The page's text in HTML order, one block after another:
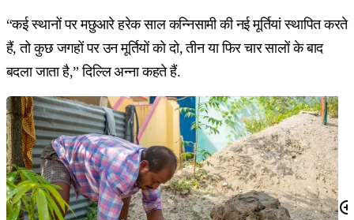
“कई स्थानों पर मछुआरे हरेक साल कन्निसामी की नई मूर्तियां स्थापित करते
हैं, तो कुछ जगहों पर उन मूर्तियों को दो, तीन या फिर चार सालों के बाद
बदला जाता है,” दिल्लि अन्ना कहते हैं.